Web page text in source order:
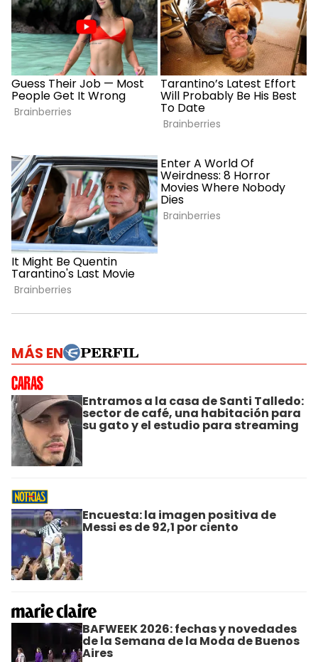
MÁS EN
Entramos a la casa de Santi Talledo:
sector de café, una habitación para
su gato y el estudio para streaming
Encuesta: la imagen positiva de
Messi es de 92,1 por ciento
BAFWEEK 2026: fechas y novedades
de la Semana de la Moda de Buenos
Aires